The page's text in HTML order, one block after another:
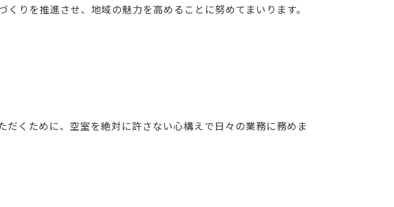
りを推進させ、地域の魅力を高めることに努めてまいります。
くために、空室を絶対に許さない心構えで日々の業務に務めま